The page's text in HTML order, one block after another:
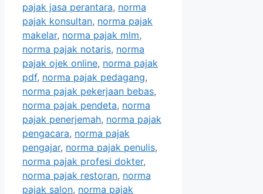
pajak jasa perantara, norma
pajak konsultan, norma pajak
makelar, norma pajak mlm,
norma pajak notaris, norma
pajak ojek online, norma pajak
pdf, norma pajak pedagang,
norma pajak pekerjaan bebas,
norma pajak pendeta, norma
pajak penerjemah, norma pajak
pengacara, norma pajak
pengajar, norma pajak penulis,
norma pajak profesi dokter,
norma pajak restoran, norma
pajak salon, norma pajak